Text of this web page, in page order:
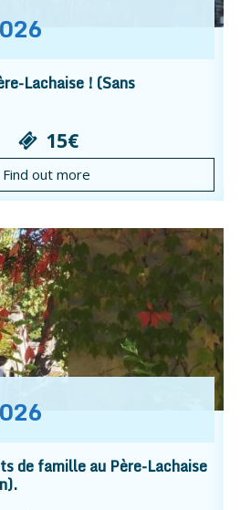
Lachaise ! (Sans
15€
Find out more
de famille au Père-Lachaise